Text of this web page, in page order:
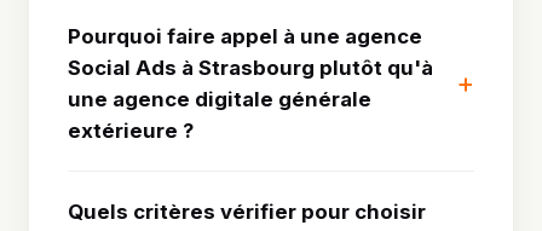
Pourquoi faire appel à une agence
Social Ads à Strasbourg plutôt qu'à
une agence digitale générale
extérieure ?
Quels critères vérifier pour choisir